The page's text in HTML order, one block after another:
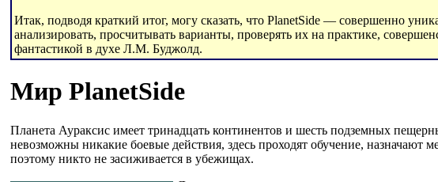
Итак, подводя краткий итог, могу сказать, что PlanetSide — совершенно
анализировать, просчитывать варианты, проверять их на практике,
фантастикой в духе Л.М. Буджолд.
Мир PlanetSide
Планета Аураксис имеет тринадцать континентов и шесть подземных
невозможны никакие боевые действия, здесь проходят обучение,
поэтому никто не засиживается в убежищах.